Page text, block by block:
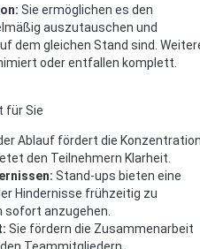
Sie ermöglichen es den
auszutauschen und
dem gleichen Stand sind.
oder entfallen komplett.
für Sie
Ablauf fördert die
den Teilnehmern Klarheit.
Stand-ups bieten eine
Hindernisse frühzeitig zu
sofort anzugehen.
Sie fördern die Zusammenarbeit